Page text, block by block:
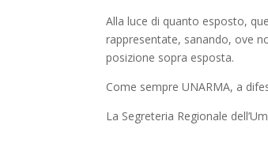
Alla luce di quanto esposto,
rappresentate, sanando, ove
posizione sopra esposta.
Come sempre UNARMA, a
La Segreteria Regionale